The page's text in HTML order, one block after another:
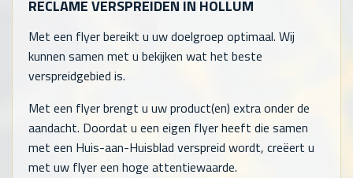
RECLAME VERSPREIDEN IN HOLLUM
Met een flyer bereikt u uw doelgroep optimaal. Wij
kunnen samen met u bekijken wat het beste
verspreidgebied is.
Met een flyer brengt u uw product(en) extra onder de
aandacht. Doordat u een eigen flyer heeft die samen
met een Huis-aan-Huisblad verspreid wordt, creëert u
met uw flyer een hoge attentiewaarde.